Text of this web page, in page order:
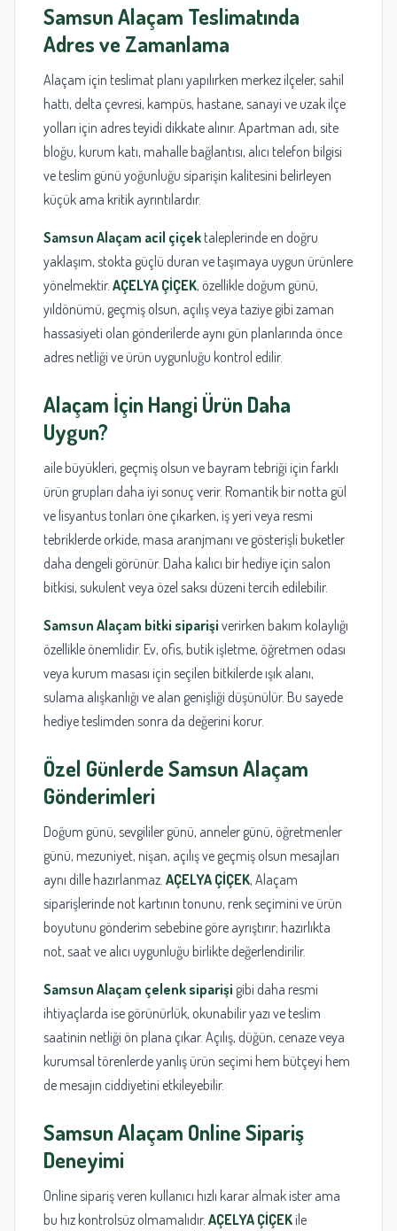
SamsunAlaçam Teslimatında
Adres ve Zamanlama
Alaçam için teslimat planı yapılırken merkez ilçeler, sahil
hattı, delta çevresi, kampüs, hastane, sanayi ve uzak ilçe
yolları için adres teyidi dikkate alınır. Apartman adı, site
bloğu, kurum katı, mahalle bağlantısı, alıcı telefon bilgisi
ve teslim günü yoğunluğu siparişin kalitesini belirleyen
küçük ama kritik ayrıntılardır.
Samsun Alaçam acil çiçek taleplerinde en doğru
yaklaşım, stokta güçlü duran ve taşımaya uygun ürünlere
yönelmektir. AÇELYA ÇİÇEK, özellikle doğum günü,
yıldönümü, geçmiş olsun, açılış veya taziye gibi zaman
hassasiyeti olan gönderilerde aynı gün planlarında önce
adres netliği ve ürün uygunluğu kontrol edilir.
Alaçam İçin Hangi Ürün Daha
Uygun?
aile büyükleri, geçmiş olsun ve bayram tebriği için farklı
ürün grupları daha iyi sonuç verir. Romantik bir notta gül
ve lisyantus tonları öne çıkarken, iş yeri veya resmi
tebriklerde orkide, masa aranjmanı ve gösterişli buketler
daha dengeli görünür. Daha kalıcı bir hediye için salon
bitkisi, sukulent veya özel saksı düzeni tercih edilebilir.
Samsun Alaçam bitki siparişi verirken bakım kolaylığı
özellikle önemlidir. Ev, ofis, butik işletme, öğretmen odası
veya kurum masası için seçilen bitkilerde ışık alanı,
sulama alışkanlığı ve alan genişliği düşünülür. Bu sayede
hediye teslimden sonra da değerini korur.
Özel GünlerdeSamsun Alaçam
Gönderimleri
Doğum günü, sevgililer günü, anneler günü, öğretmenler
günü, mezuniyet, nişan, açılış ve geçmiş olsun mesajları
aynı dille hazırlanmaz. AÇELYA ÇİÇEK, Alaçam
siparişlerinde not kartının tonunu, renk seçimini ve ürün
boyutunu gönderim sebebine göre ayrıştırır; hazırlıkta
not, saat ve alıcı uygunluğu birlikte değerlendirilir.
Samsun Alaçam çelenk siparişi gibi daha resmi
ihtiyaçlarda ise görünürlük, okunabilir yazı ve teslim
saatinin netliği ön plana çıkar. Açılış, düğün, cenaze veya
kurumsal törenlerde yanlış ürün seçimi hem bütçeyi hem
de mesajın ciddiyetini etkileyebilir.
SamsunAlaçam Online Sipariş
Deneyimi
Online sipariş veren kullanıcı hızlı karar almak ister ama
bu hız kontrolsüz olmamalıdır. AÇELYA ÇİÇEK ile